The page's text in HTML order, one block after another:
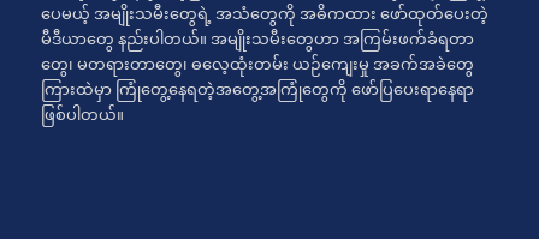
ပေမယ့် အမျိုးသမီးတွေရဲ့ အသံတွေကို အဓိကထား ဖော်ထုတ်ပေးတဲ့
မီဒီယာတွေ နည်းပါတယ်။ အမျိုးသမီးတွေဟာ အကြမ်းဖက်ခံရတာ
တွေ၊ မတရားတာတွေ၊ ဓလေ့ထုံးတမ်း ယဉ်ကျေးမှု အခက်အခဲတွေ
ကြားထဲမှာ ကြုံတွေ့နေရတဲ့အတွေ့အကြုံတွေကို ဖော်ပြပေးရာနေရာ
ဖြစ်ပါတယ်။